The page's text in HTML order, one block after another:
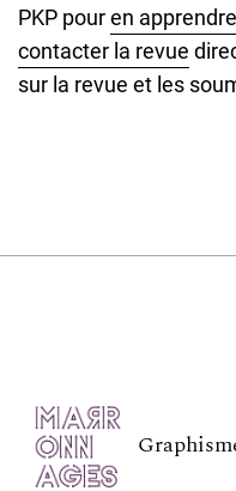
PKP pouren
contacter la revue
sur la revue et les